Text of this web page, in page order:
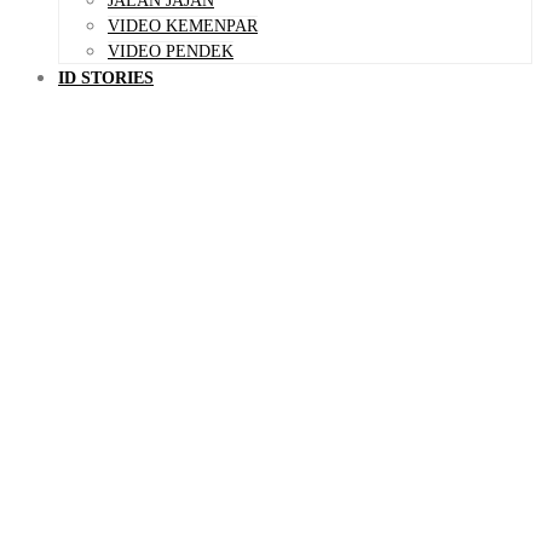
VIDEO KEMENPAR
VIDEO PENDEK
ID STORIES